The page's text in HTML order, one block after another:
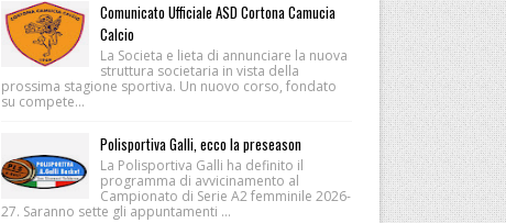
Comunicato Ufficiale ASD Cortona Camucia
Calcio
La Societa e lieta di annunciare la nuova
struttura societaria in vista della
prossima stagione sportiva. Un nuovo corso, fondato
su compete...
Polisportiva Galli, ecco la preseason
La Polisportiva Galli ha definito il
programma di avvicinamento al
Campionato di Serie A2 femminile 2026-
27. Saranno sette gli appuntamenti ...